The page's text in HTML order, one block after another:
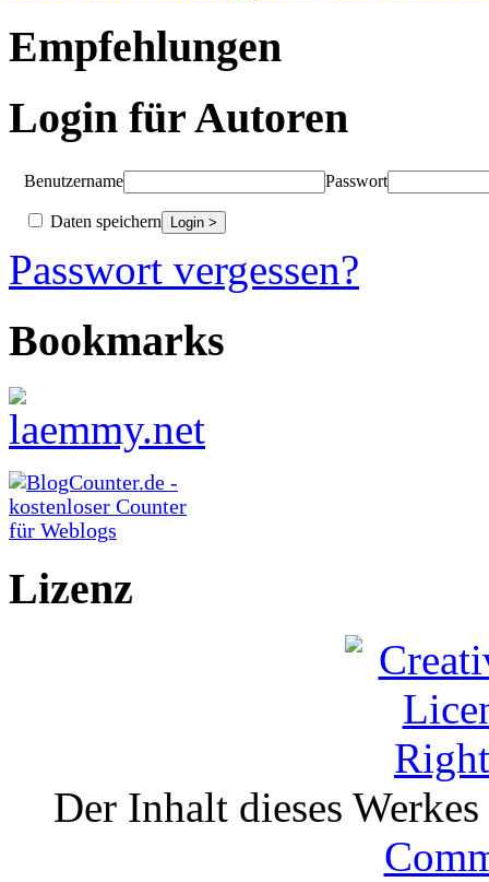
Empfehlungen
Login für Autoren
Benutzername Passwort
Daten speichern
Passwort vergessen?
Bookmarks
Lizenz
Der Inhalt dieses